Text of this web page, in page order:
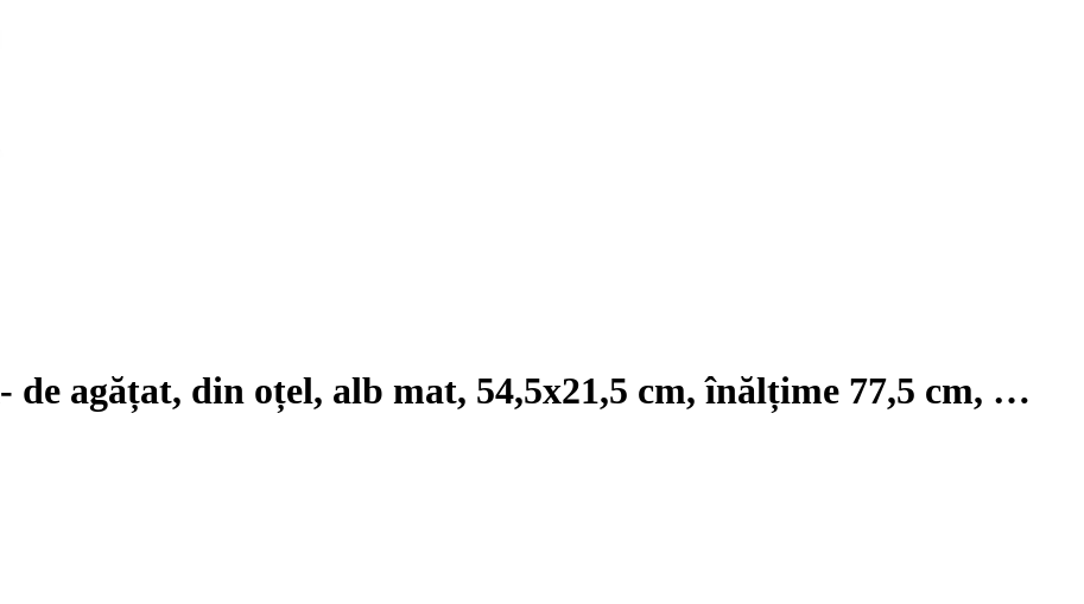
- de agățat, din oțel, alb mat, 54,5x21,5 cm, înălțime 77,5 cm, …